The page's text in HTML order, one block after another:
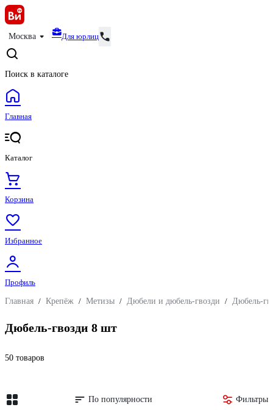
Москва Для юрлиц
Поиск в каталоге
Главная
Каталог
Корзина
Избранное
Профиль
Главная / Крепёж / Метизы / Дюбели и дюбель-гвозди / Дюбель-
Дюбель-гвозди 8 шт
50 товаров
По популярности Фильтры